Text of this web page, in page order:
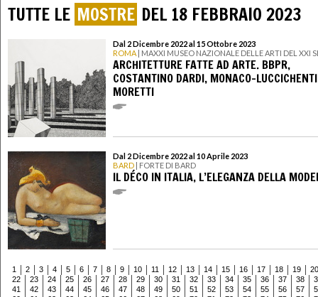
TUTTE LE MOSTRE DEL 18 FEBBRAIO 2023
Dal 2 Dicembre 2022 al 15 Ottobre 2023
ROMA | MAXXI MUSEO NAZIONALE DELLE ARTI DEL XXI
ARCHITETTURE FATTE AD ARTE. BBPR,
COSTANTINO DARDI, MONACO-
MORETTI
Dal 2 Dicembre 2022 al 10 Aprile 2023
BARD | FORTE DI BARD
IL DÉCO IN ITALIA, L’ELEGANZA DELLA
1 2 3 4 5 6 7 8 9 10 11 12 13 14 15 16 17 18 19
20
22
23 24 25 26 27 28 29 30 31 32 33 34 35 36 37 38
41
42 43 44 45 46 47 48 49 50 51 52 53 54 55 56 57